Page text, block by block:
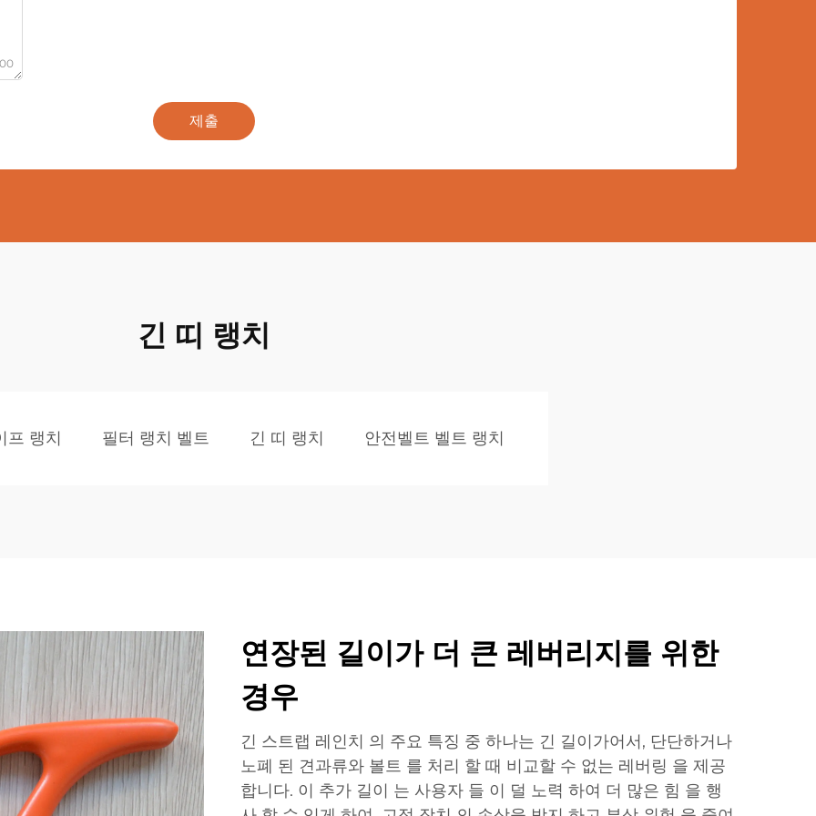
제출
긴 띠 랭치
프 랭치 필터 랭치 벨트 긴 띠 랭치 안전벨트 벨트 랭치
연장된 길이가 더 큰 레버리지를 위한
경우
긴 스트랩 레인치 의 주요 특징 중 하나는 긴 길이가어서, 단단하거나
노폐 된 견과류와 볼트 를 처리 할 때 비교할 수 없는 레버링 을 제공
합니다. 이 추가 길이 는 사용자 들 이 덜 노력 하여 더 많은 힘 을 행